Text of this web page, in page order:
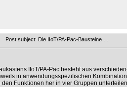
Post subject: Die IIoT/PA-Pac-Bausteine …
IIoT/PA-Pac besteht aus
in anwendungsspezifischen
Funktionen her in vier Gruppen